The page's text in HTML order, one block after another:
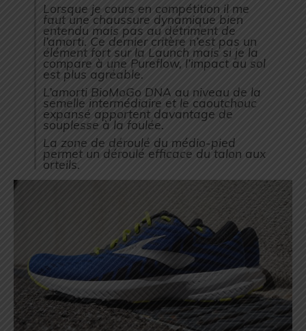
Lorsque je cours en compétition il me
faut une chaussure dynamique bien
entendu mais pas au détriment de
l’amorti. Ce dernier critère n’est pas un
élément fort sur la Launch mais si je la
compare à une Pureflow, l’impact au sol
est plus agréable.
L’amorti BioMoGo DNA au niveau de la
semelle intermédiaire et le caoutchouc
expansé apportent davantage de
souplesse à la foulée.
La zone de déroulé du médio-pied
permet un déroulé efficace du talon aux
orteils.